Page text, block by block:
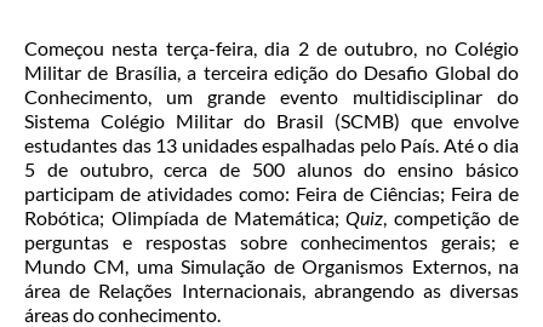
Começou nesta terça-feira, dia 2 de outubro, no Colégio
Militar de Brasília, a terceira edição do Desafio Global do
Conhecimento, um grande evento multidisciplinar do
Sistema Colégio Militar do Brasil (SCMB) que envolve
estudantes das 13 unidades espalhadas pelo País. Até o dia
5 de outubro, cerca de 500 alunos do ensino básico
participam de atividades como: Feira de Ciências; Feira de
Robótica; Olimpíada de Matemática;Quiz, competição de
perguntas e respostas sobre conhecimentos gerais; e
Mundo CM, uma Simulação de Organismos Externos, na
área de Relações Internacionais, abrangendo as diversas
áreas do conhecimento.